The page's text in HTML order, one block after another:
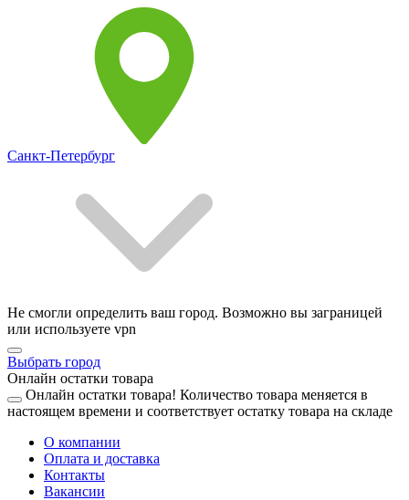
Санкт-Петербург
Не смогли определить ваш город. Возможно вы заграницей
или используете vpn
Выбрать город
Онлайн остатки товара
Онлайн остатки товара! Количество товара меняется в
настоящем времени и соответствует остатку товара на складе
О компании
Оплата и доставка
Контакты
Вакансии